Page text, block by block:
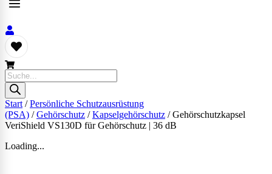
Products
search
Start /Persönliche Schutzausrüstung
(PSA) /Gehörschutz /Kapselgehörschutz / Gehörschutzkapsel
VeriShield VS130D für Gehörschutz | 36 dB
Loading...